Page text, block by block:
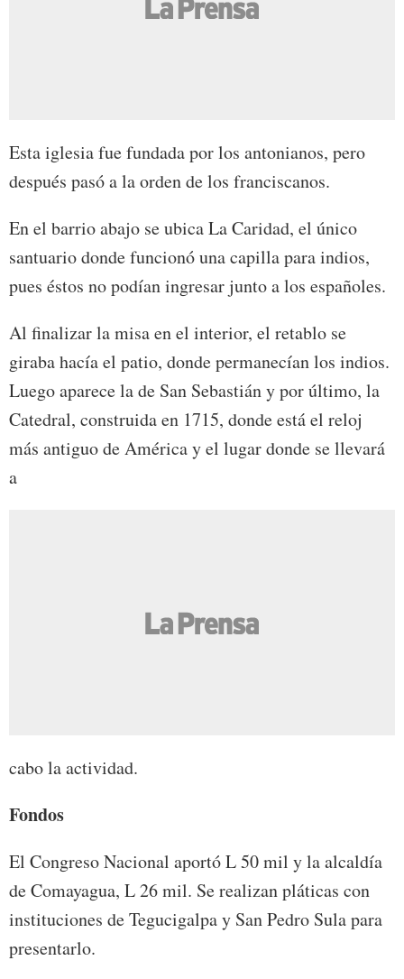
Esta iglesia fue fundada por los antonianos, pero
después pasó a la orden de los franciscanos.
En el barrio abajo se ubica La Caridad, el único
santuario donde funcionó una capilla para indios,
pues éstos no podían ingresar junto a los españoles.
Al finalizar la misa en el interior, el retablo se
giraba hacía el patio, donde permanecían los indios.
Luego aparece la de San Sebastián y por último, la
Catedral, construida en 1715, donde está el reloj
más antiguo de América y el lugar donde se llevará
a
cabo la actividad.
Fondos
El Congreso Nacional aportó L 50 mil y la alcaldía
de Comayagua, L 26 mil. Se realizan pláticas con
instituciones de Tegucigalpa y San Pedro Sula para
presentarlo.